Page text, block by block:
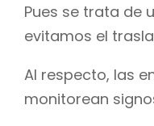
Pues se trata de
evitamos el
Al respecto, las
monitorean